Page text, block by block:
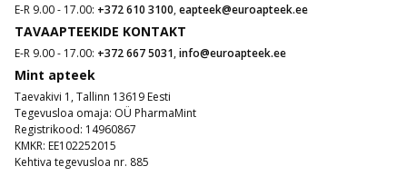
E-R 9.00 - 17.00: +372 610 3100,eapteek@euroapteek.ee
TAVAAPTEEKIDE KONTAKT
E-R 9.00 - 17.00: +372 667 5031,info@euroapteek.ee
Mint apteek
Taevakivi 1, Tallinn 13619 Eesti
Tegevusloa omaja: OÜ PharmaMint
Registrikood: 14960867
KMKR: EE102252015
Kehtiva tegevusloa nr. 885